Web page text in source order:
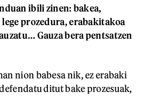
ibili zinen: bakea,
prozedura, erabakitakoa
Gauza bera pentsatzen
nion babesa nik, ez erabaki
ditut bake prozesuak,